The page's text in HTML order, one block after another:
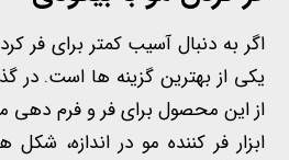
اگر به دنبال آسیب کمتر برای فر
یکی از بهترین گزینه ها است. در
از این محصول برای فر و فرم دهی
ابزار فر کننده مو در اندازه،